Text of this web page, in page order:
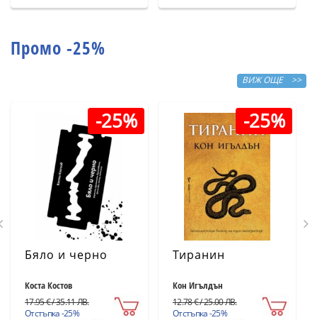
Промо -25%
ВИЖ ОЩЕ >>
-25%
Бяло и черно
Коста Костов
17.95 € / 35.11 ЛВ.
Отстъпка -25%
-25%
Тиранин
Кон Игълдън
12.78 € / 25.00 ЛВ.
Отстъпка -25%